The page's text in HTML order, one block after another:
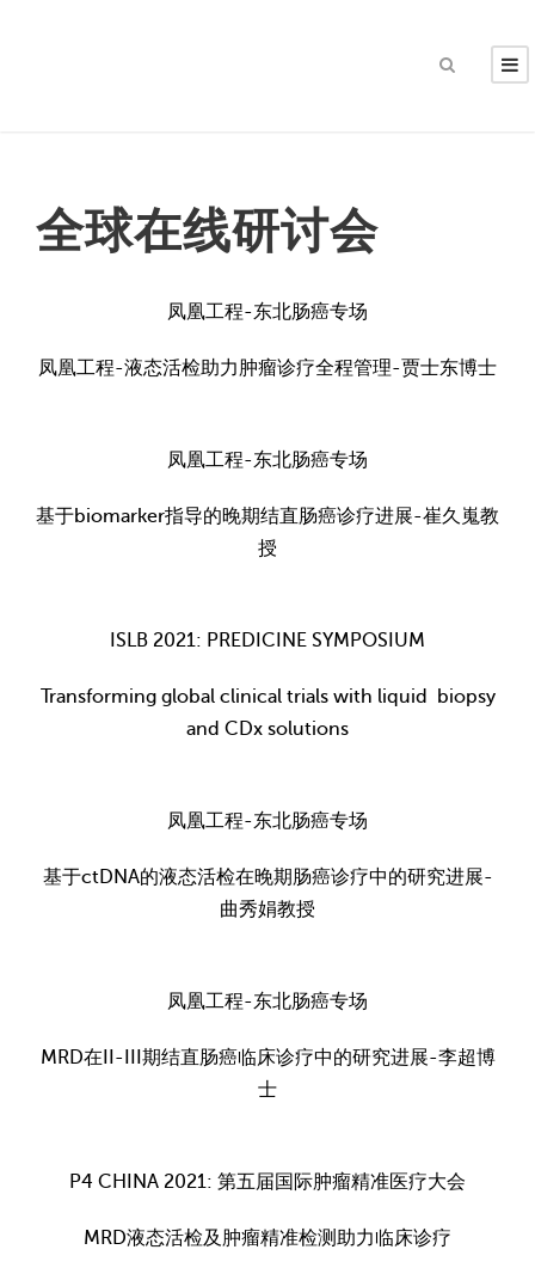
全球在线研讨会
凤凰工程-东北肠癌专场
凤凰工程-液态活检助力肿瘤诊疗全程管理-贾士东博士
凤凰工程-东北肠癌专场
基于biomarker指导的晚期结直肠癌诊疗进展-崔久嵬教
授
ISLB 2021: PREDICINE SYMPOSIUM
Transforming global clinical trials with liquid biopsy
and CDx solutions
凤凰工程-东北肠癌专场
基于ctDNA的液态活检在晚期肠癌诊疗中的研究进展-
曲秀娟教授
凤凰工程-东北肠癌专场
MRD在II-III期结直肠癌临床诊疗中的研究进展-李超博
士
P4 CHINA 2021: 第五届国际肿瘤精准医疗大会
MRD液态活检及肿瘤精准检测助力临床诊疗